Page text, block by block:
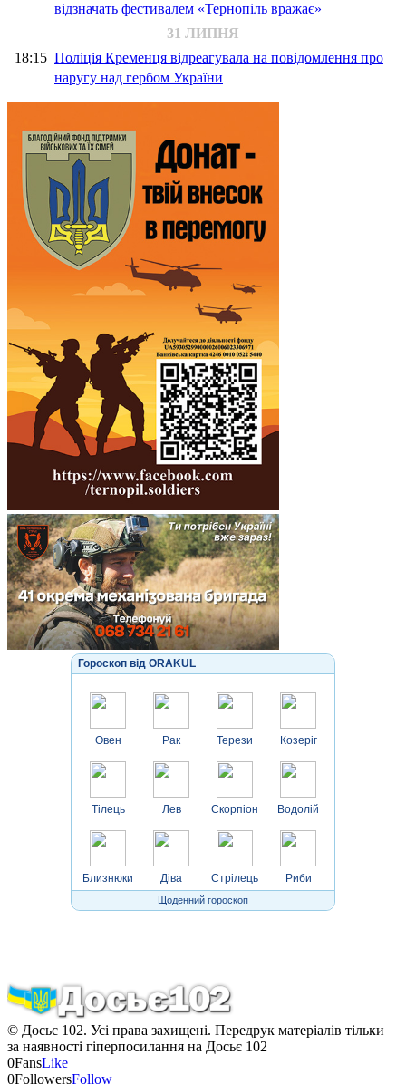
відзначать фестивалем «Тернопіль вражає»
31 ЛИПНЯ
18:15 Поліція Кременця відреагувала на повідомлення про
наругу над гербом України
Гороскоп від ORAKUL
Овен
Тілець
Близнюки
Рак
Лев
Діва
Терези
Скорпіон
Стрілець
Козеріг
Водолій
Риби
Щоденний гороскоп
© Досьє 102. Усі права захищені. Передрук матеріалів тільки
за наявності гіперпосилання на Досьє 102
0FansLike
0FollowersFollow